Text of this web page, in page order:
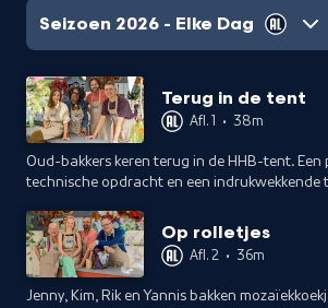
Seizoen 2026 - Elke Dag
Terug in de tent
Afl. 1 • 38m
Oud-bakkers keren terug in de HHB-tent. Een
technische opdracht en een indrukwekkende
avontuur.
Op rolletjes
Afl. 2 • 36m
Jenny, Kim, Rik en Yannis bakken